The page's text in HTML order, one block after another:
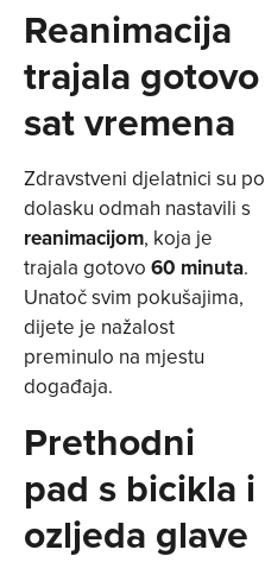
Reanimacija
trajala gotovo
sat vremena
Zdravstveni djelatnici su po
dolasku odmah nastavili s
reanimacijom, koja je
trajala gotovo 60 minuta.
Unatoč svim pokušajima,
dijete je nažalost
preminulo na mjestu
događaja.
Prethodni
pad s bicikla i
ozljeda glave